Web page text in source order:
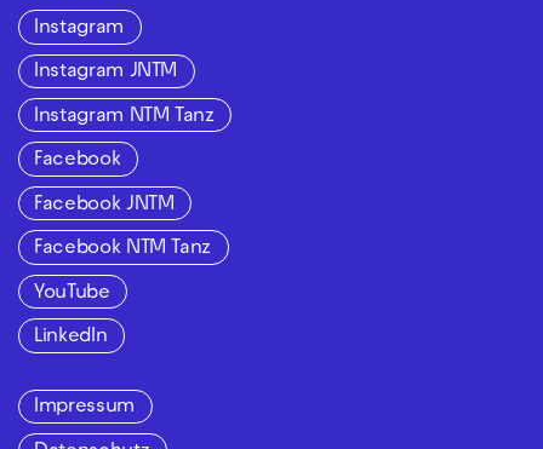
Instagram
Instagram JNTM
Instagram NTM Tanz
Facebook
Facebook JNTM
Facebook NTM Tanz
YouTube
LinkedIn
Impressum